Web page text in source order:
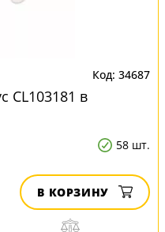
34687
CL103181 в
58 шт.
В КОРЗИНУ